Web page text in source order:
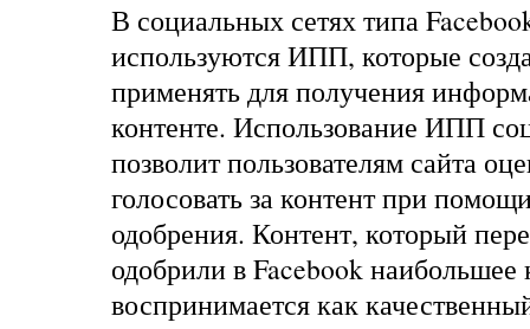
В социальных сетях типа
используются ИПП, которые
применять для получения
контенте. Использование ИПП
позволит пользователям сайта
голосовать за контент при
одобрения. Контент, который
одобрили в Facebook наибольшее
воспринимается как